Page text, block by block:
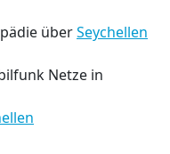
überSeychellen
Netze in